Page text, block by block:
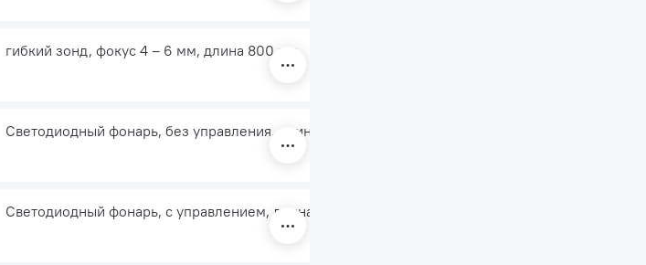
гибкий зонд, фокус 4 – 6 мм, длина 800 мм
Светодиодный фонарь, без управления, длина 650 мм
Светодиодный фонарь, с управлением, длина 650 мм